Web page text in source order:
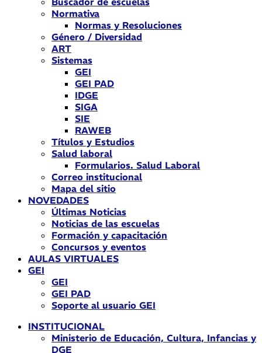
Normativa
Normas y Resoluciones
Género / Diversidad
ART
Sistemas
GEI
GEI PAD
IDGE
SIGA
SIE
RAWEB
Títulos y Estudios
Salud laboral
Formularios. Salud Laboral
Correo institucional
Mapa del sitio
NOVEDADES
Últimas Noticias
Noticias de las escuelas
Formación y capacitación
Concursos y eventos
AULAS VIRTUALES
GEI
GEI
GEI PAD
Soporte al usuario GEI
INSTITUCIONAL
Ministerio de Educación, Cultura, Infancias y
DGE